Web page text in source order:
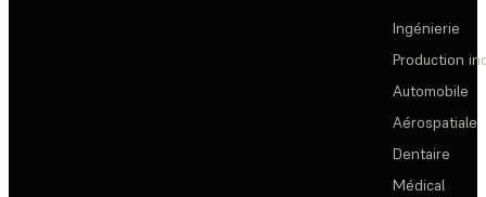
Ingénierie
Production
Automobile
Aérospatiale
Dentaire
Médical